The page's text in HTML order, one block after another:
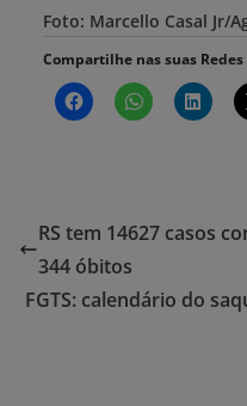
Foto: Marcello Casal Jr/
Compartilhe nas suas Redes
RS tem 14627 casos
344 óbitos
FGTS: calendário do